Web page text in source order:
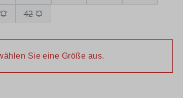
42
Sie eine Größe aus.